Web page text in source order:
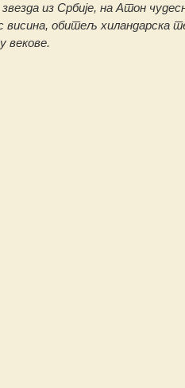
из Србије, на Атон
висина, обитељ хиландарска
векове.